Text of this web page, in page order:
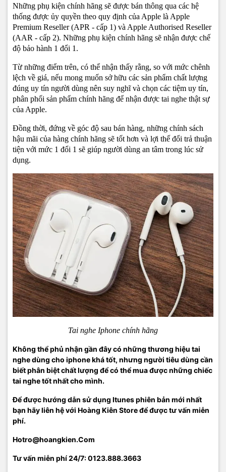
Những phụ kiện chính hãng sẽ được bán thông qua các hệ
thống được ủy quyền theo quy định của Apple là Apple
Premium Reseller (APR - cấp 1) và Apple Authorised Reseller
(AAR - cấp 2). Những phụ kiện chính hãng sẽ nhận được chế
độ bảo hành 1 đổi 1.
Từ những điểm trên, có thể nhận thấy rằng, so với mức chênh
lệch về giá, nếu mong muốn sở hữu các sản phẩm chất lượng
đúng uy tín người dùng nên suy nghĩ và chọn các tiệm uy tín,
phân phối sản phẩm chính hãng để nhận được tai nghe thật sự
của Apple.
Đồng thời, đứng về góc độ sau bán hàng, những chính sách
hậu mãi của hàng chính hãng sẽ tốt hơn và lợi thế đổi trả thuận
tiện với mức 1 đổi 1 sẽ giúp người dùng an tâm trong lúc sử
dụng.
Tai nghe Iphone chính hãng
Không thể phủ nhận gần đây có những thương hiệu tai
nghe dùng cho iphone khá tốt, nhưng người tiêu dùng cần
biết phân biệt chất lượng để có thể mua được những chiếc
tai nghe tốt nhất cho mình.
Để được hướng dẫn sử dụng Itunes phiên bản mới nhất
bạn hãy liên hệ với Hoàng Kiên Store để được tư vấn miễn
phí.
Hotro@hoangkien.Com
Tư vấn miễn phí 24/7: 0123.888.3663